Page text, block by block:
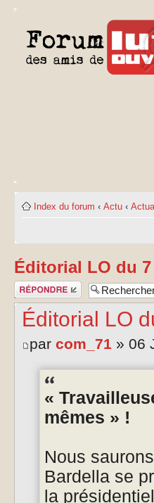
Index du forum ‹ Actu ‹
Éditorial LO du
Publier une
réponse
Éditorial LO
par com_71 » 06
«
mêmes » !
Nous
Bardella se
la